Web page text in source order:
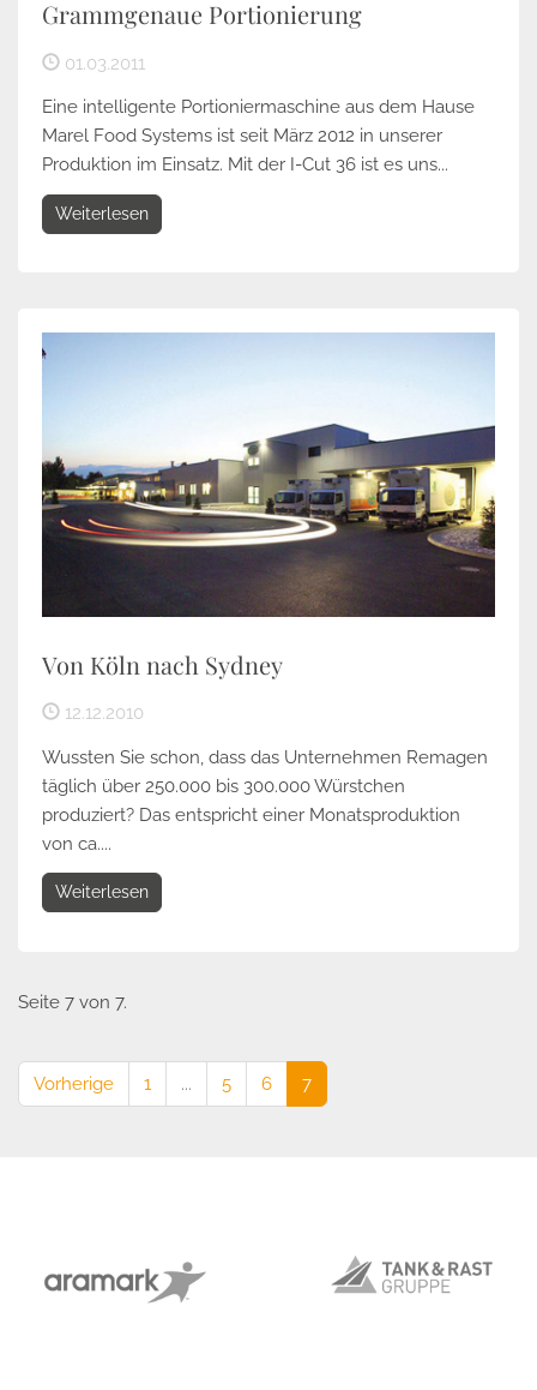
Grammgenaue Portionierung
01.03.2011
Eine intelligente Portioniermaschine aus dem Hause
Marel Food Systems ist seit März 2012 in unserer
Produktion im Einsatz. Mit der I-Cut 36 ist es uns...
Weiterlesen
Von Köln nach Sydney
12.12.2010
Wussten Sie schon, dass das Unternehmen Remagen
täglich über 250.000 bis 300.000 Würstchen
produziert? Das entspricht einer Monatsproduktion
von ca....
Weiterlesen
Seite 7 von 7.
Vorherige 1 ... 5 6 7